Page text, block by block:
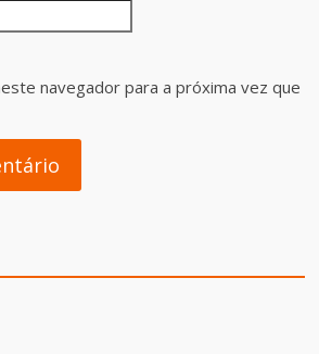
navegador para a próxima vez que